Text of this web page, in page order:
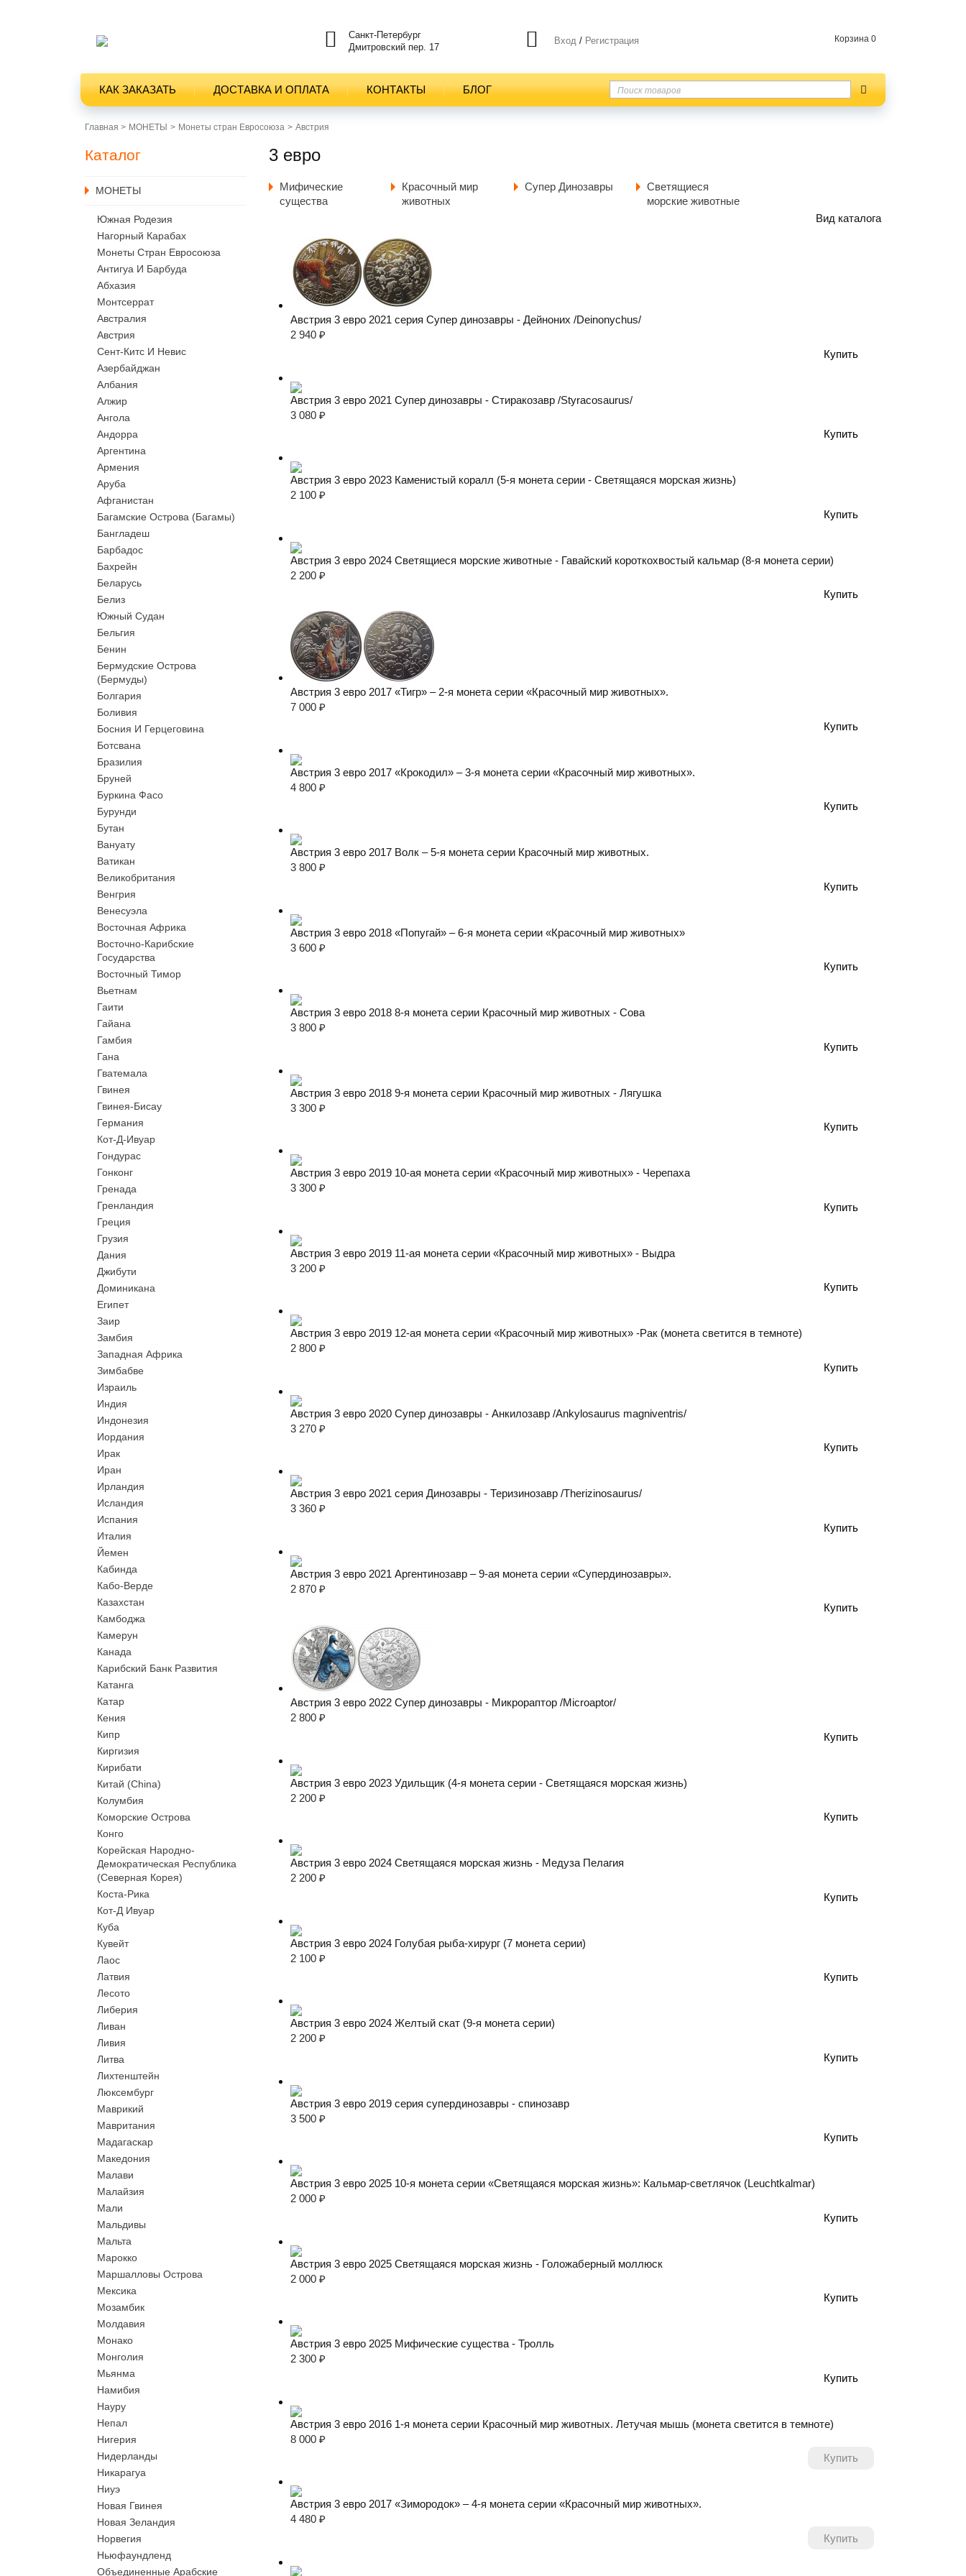
Санкт-Петербург
Дмитровский пер. 17
Вход/Регистрация Корзина 0
КАК ЗАКАЗАТЬ ДОСТАВКА И ОПЛАТА КОНТАКТЫ БЛОГ
Главная > MОНЕТЫ Монеты стран Евросоюза Австрия
Каталог
MОНЕТЫ
Южная Родезия
Нагорный Карабах
Монеты Стран Евросоюза
Антигуа И Барбуда
Абхазия
Монтсеррат
Австралия
Австрия
Сент-Китс И Невис
Азербайджан
Албания
Алжир
Ангола
Андорра
Аргентина
Армения
Аруба
Афганистан
Багамские Острова (Багамы)
Бангладеш
Барбадос
Бахрейн
Беларусь
Белиз
Южный Судан
Бельгия
Бенин
Бермудские Острова
(Бермуды)
Болгария
Боливия
Босния И Герцеговина
Ботсвана
Бразилия
Бруней
Буркина Фасо
Бурунди
Бутан
Вануату
Ватикан
Великобритания
Венгрия
Венесуэла
Восточная Африка
Восточно-Карибские
Государства
Восточный Тимор
Вьетнам
Гаити
Гайана
Гамбия
Гана
Гватемала
Гвинея
Гвинея-Бисау
Германия
Кот-Д-Ивуар
Гондурас
Гонконг
Гренада
Гренландия
Греция
Грузия
Дания
Джибути
Доминикана
Египет
Заир
Замбия
Западная Африка
Зимбабве
Израиль
Индия
Индонезия
Иордания
Ирак
Иран
Ирландия
Исландия
Испания
Италия
Йемен
Кабинда
Кабо-Верде
Казахстан
Камбоджа
Камерун
Канада
Карибский Банк Развития
Катанга
Катар
Кения
Кипр
Киргизия
Кирибати
Китай (China)
Колумбия
Коморские Острова
Конго
Корейская Народно-
Демократическая Республика
(Северная Корея)
Коста-Рика
Кот-Д Ивуар
Куба
Кувейт
Лаос
Латвия
Лесото
Либерия
Ливан
Ливия
Литва
Лихтенштейн
Люксембург
Маврикий
Мавритания
Мадагаскар
Македония
Малави
Малайзия
Мали
Мальдивы
Мальта
Марокко
Маршалловы Острова
Мексика
Мозамбик
Молдавия
Монако
Монголия
Мьянма
Намибия
Науру
Непал
Нигерия
Нидерланды
Никарагуа
Ниуэ
Новая Гвинея
Новая Зеландия
Норвегия
Ньюфаундленд
Объединенные Арабские
3 евро
Мифические
существа
Красочный мир
животных
Супер Динозавры
Светящиеся
морские животные
Вид каталога
Австрия 3 евро 2021 серия Супер динозавры - Дейноних /Deinonychus/
2 940 ₽
Австрия 3 евро 2021 Супер динозавры - Стиракозавр /Styracosaurus/
3 080 ₽
Австрия 3 евро 2023 Каменистый коралл (5-я монета серии - Светящаяся морская жизнь)
2 100 ₽
Австрия 3 евро 2024 Светящиеся морские животные - Гавайский короткохвостый кальмар (8-я монета серии)
2 200 ₽
Австрия 3 евро 2017 «Тигр» – 2-я монета серии «Красочный мир животных».
7 000 ₽
Австрия 3 евро 2017 «Крокодил» – 3-я монета серии «Красочный мир животных».
4 800 ₽
Австрия 3 евро 2017 Волк – 5-я монета серии Красочный мир животных.
3 800 ₽
Австрия 3 евро 2018 «Попугай» – 6-я монета серии «Красочный мир животных»
3 600 ₽
Австрия 3 евро 2018 8-я монета серии Красочный мир животных - Сова
3 800 ₽
Австрия 3 евро 2018 9-я монета серии Красочный мир животных - Лягушка
3 300 ₽
Австрия 3 евро 2019 10-ая монета серии «Красочный мир животных» - Черепаха
3 300 ₽
Австрия 3 евро 2019 11-ая монета серии «Красочный мир животных» - Выдра
3 200 ₽
Австрия 3 евро 2019 12-ая монета серии «Красочный мир животных» -Рак (монета светится в темноте)
2 800 ₽
Австрия 3 евро 2020 Супер динозавры - Анкилозавр /Ankylosaurus magniventris/
3 270 ₽
Австрия 3 евро 2021 серия Динозавры - Теризинозавр /Therizinosaurus/
3 360 ₽
Австрия 3 евро 2021 Аргентинозавр – 9-ая монета серии «Супердинозавры».
2 870 ₽
Австрия 3 евро 2022 Супер динозавры - Микрораптор /Microaptor/
2 800 ₽
Австрия 3 евро 2023 Удильщик (4-я монета серии - Светящаяся морская жизнь)
2 200 ₽
Австрия 3 евро 2024 Светящаяся морская жизнь - Медуза Пелагия
2 200 ₽
Австрия 3 евро 2024 Голубая рыба-хирург (7 монета серии)
2 100 ₽
Австрия 3 евро 2024 Желтый скат (9-я монета серии)
2 200 ₽
Австрия 3 евро 2019 серия супердинозавры - спинозавр
3 500 ₽
Австрия 3 евро 2025 10-я монета серии «Светящаяся морская жизнь»: Кальмар-светлячок (Leuchtkalmar)
2 000 ₽
Австрия 3 евро 2025 Светящаяся морская жизнь - Голожаберный моллюск
2 000 ₽
Австрия 3 евро 2025 Мифические существа - Тролль
2 300 ₽
Австрия 3 евро 2016 1-я монета серии Красочный мир животных. Летучая мышь (монета светится в темноте)
8 000 ₽
Австрия 3 евро 2017 «Зимородок» – 4-я монета серии «Красочный мир животных».
4 480 ₽